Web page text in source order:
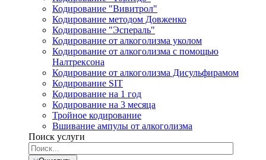
Кодирование "Вивитрол"
Кодирование методом Довженко
Кодирование "Эспераль"
Кодирование от алкоголизма уколом
Кодирование от алкоголизма с помощью
Налтрексона
Кодирование от алкоголизма Дисульфирамом
Кодирование SIT
Кодирование на 1 год
Кодирование на 3 месяца
Тройное кодирование
Вшивание ампулы от алкоголизма
Поиск услуги